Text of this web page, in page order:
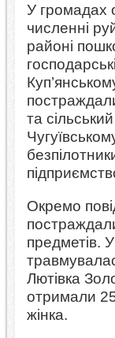
У громадах
численні
районі
та
Окремо
предметів.
Лютівка
отримали
жінка.